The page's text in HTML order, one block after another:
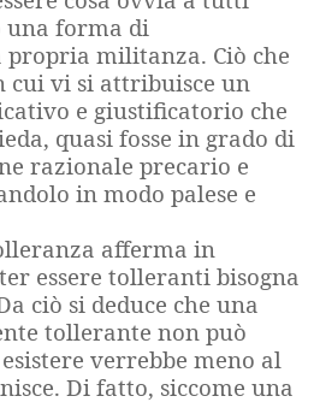
una forma di
militanza. Ciò che
cui vi si attribuisce un
e giustificatorio che
quasi fosse in grado di
razionale precario e
in modo palese e
afferma in
essere tolleranti bisogna
ciò si deduce che una
tollerante non può
verrebbe meno al
Di fatto, siccome una